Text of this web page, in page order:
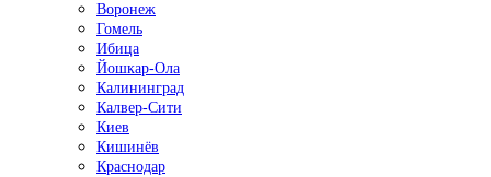
Воронеж
Гомель
Ибица
Йошкар-Ола
Калининград
Калвер-Сити
Киев
Кишинёв
Краснодар